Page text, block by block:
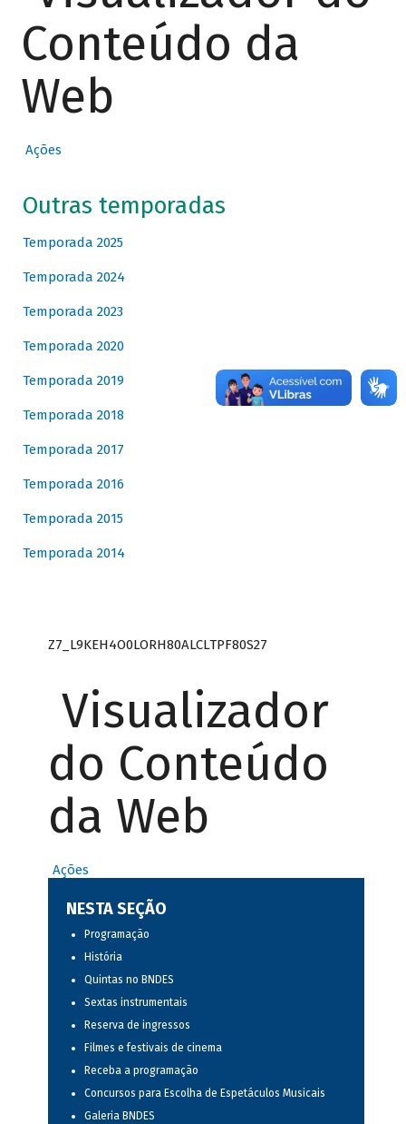
Conteúdo da
Web
Ações
Outras temporadas
Temporada 2025
Temporada 2024
Temporada 2023
Temporada 2020
Temporada 2019
Temporada 2018
Temporada 2017
Temporada 2016
Temporada 2015
Temporada 2014
Z7_L9KEH4O0LORH80ALCLTPF80S27
Visualizador
do Conteúdo
da Web
Ações
NESTA SEÇÃO
Programação
História
Quintas no BNDES
Sextas instrumentais
Reserva de ingressos
Filmes e festivais de cinema
Receba a programação
Concursos para Escolha de Espetáculos Musicais
Galeria BNDES